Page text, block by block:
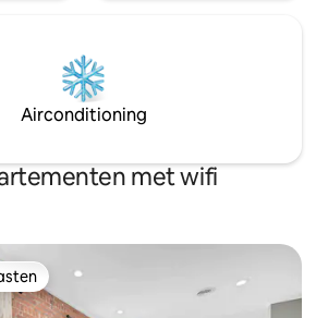
Airconditioning
met wifi